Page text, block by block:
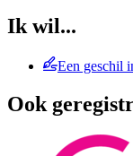
Ik wil...
Een geschil
Ook